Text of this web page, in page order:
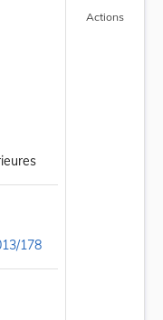
178
Actions